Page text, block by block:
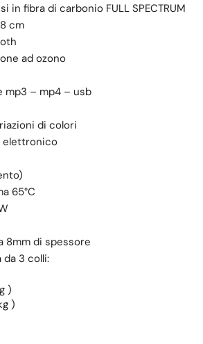
in fibra di carbonio FULL SPECTRUM
cm
ad ozono
mp3 – mp4 – usb
di colori
elettronico
65°C
8mm di spessore
da 3 colli:
)
)